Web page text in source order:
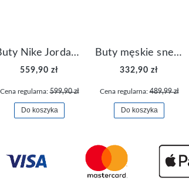
Buty Nike Jordan Flight Origin 4 921196-100
559,90 zł
Cena regularna:599,90 zł
Do koszyka
Buty męskie sneakersy Jordan Access AR3762-006
332,90 zł
Cena regularna:489,99 zł
Do koszyka